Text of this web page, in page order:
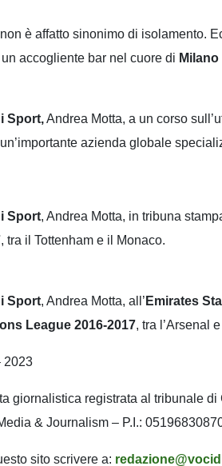
è affatto sinonimo di isolamento.
accogliente bar nel cuore di Milano
Sport,Andrea Motta, a un corso
azienda globale
Sport, Andrea Motta, in tribuna
, tra il Tottenham e il Monaco.
Sport, Andrea Motta, all’ Emirates
League 2016-2017, tra l’Arsenal
2023
giornalistica registrata al tribunale
& Journalism – P.I.:
sito scrivere a: